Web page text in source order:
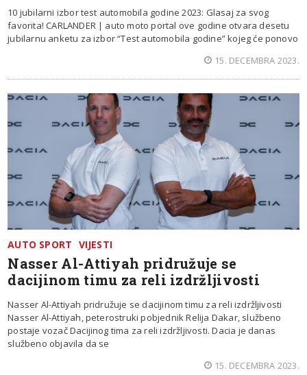
10 jubilarni izbor test automobila godine 2023: Glasaj za svog
favorita! CARLANDER | auto moto portal ove godine otvara desetu
jubilarnu anketu za izbor “Test automobila godine” kojeg će ponovo
15. DECEMBRA 2023.
AUTO SPORT VIJESTI
Nasser Al-Attiyah pridružuje se
dacijinom timu za reli izdržljivosti
Nasser Al-Attiyah pridružuje se dacijinom timu za reli izdržljivosti
Nasser Al-Attiyah, peterostruki pobjednik Relija Dakar, službeno
postaje vozač Dacijinog tima za reli izdržljivosti. Dacia je danas
službeno objavila da se
15. DECEMBRA 2023.